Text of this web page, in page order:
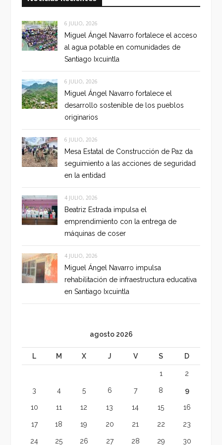
6 JULIO, 2026
Miguel Ángel Navarro fortalece el acceso
al agua potable en comunidades de
Santiago Ixcuintla
6 JULIO, 2026
Miguel Ángel Navarro fortalece el
desarrollo sostenible de los pueblos
originarios
6 JULIO, 2026
Mesa Estatal de Construcción de Paz da
seguimiento a las acciones de seguridad
en la entidad
4 JULIO, 2026
Beatriz Estrada impulsa el
emprendimiento con la entrega de
máquinas de coser
4 JULIO, 2026
Miguel Ángel Navarro impulsa
rehabilitación de infraestructura educativa
en Santiago Ixcuintla
agosto 2026
L M X J V S D
1 2
3 4 5 6 7 8 9
10 11 12 13 14 15 16
17 18 19 20 21 22 23
24 25 26 27 28 29 30